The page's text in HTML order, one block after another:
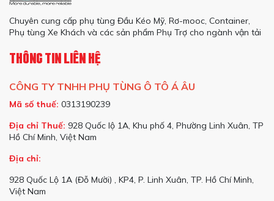
Chuyên cung cấp phụ tùng Đầu Kéo Mỹ, Rơ-mooc, Container,
Phụ tùng Xe Khách và các sản phẩm Phụ Trợ cho ngành vận tải
THÔNG TIN LIÊN HỆ
CÔNG TY TNHH PHỤ TÙNG Ô TÔ Á ÂU
Mã số thuế: 0313190239
Địa chỉ Thuế: 928 Quốc lộ 1A, Khu phố 4, Phường Linh Xuân, TP
Hồ Chí Minh, Việt Nam
Địa chỉ:
928 Quốc Lộ 1A (Đỗ Mười) , KP4, P. Linh Xuân, TP. Hồ Chí Minh,
Việt Nam